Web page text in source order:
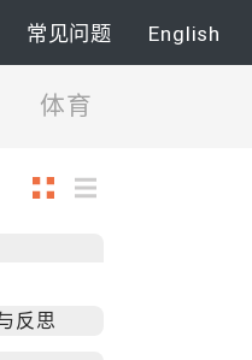
常见问题 English
体育